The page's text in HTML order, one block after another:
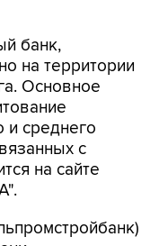
банк,
на территории
Основное
и среднего
с
на сайте